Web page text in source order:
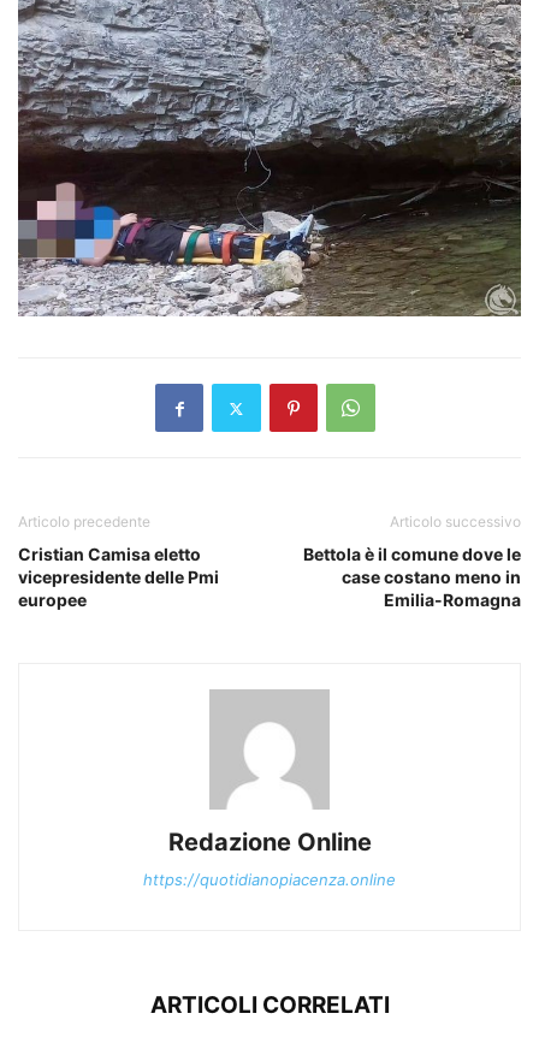
Articolo precedente
Cristian Camisa eletto
vicepresidente delle Pmi
europee
Articolo successivo
Bettola è il comune dove le
case costano meno in
Emilia-Romagna
Redazione Online
https://quotidianopiacenza.online
ARTICOLI CORRELATI